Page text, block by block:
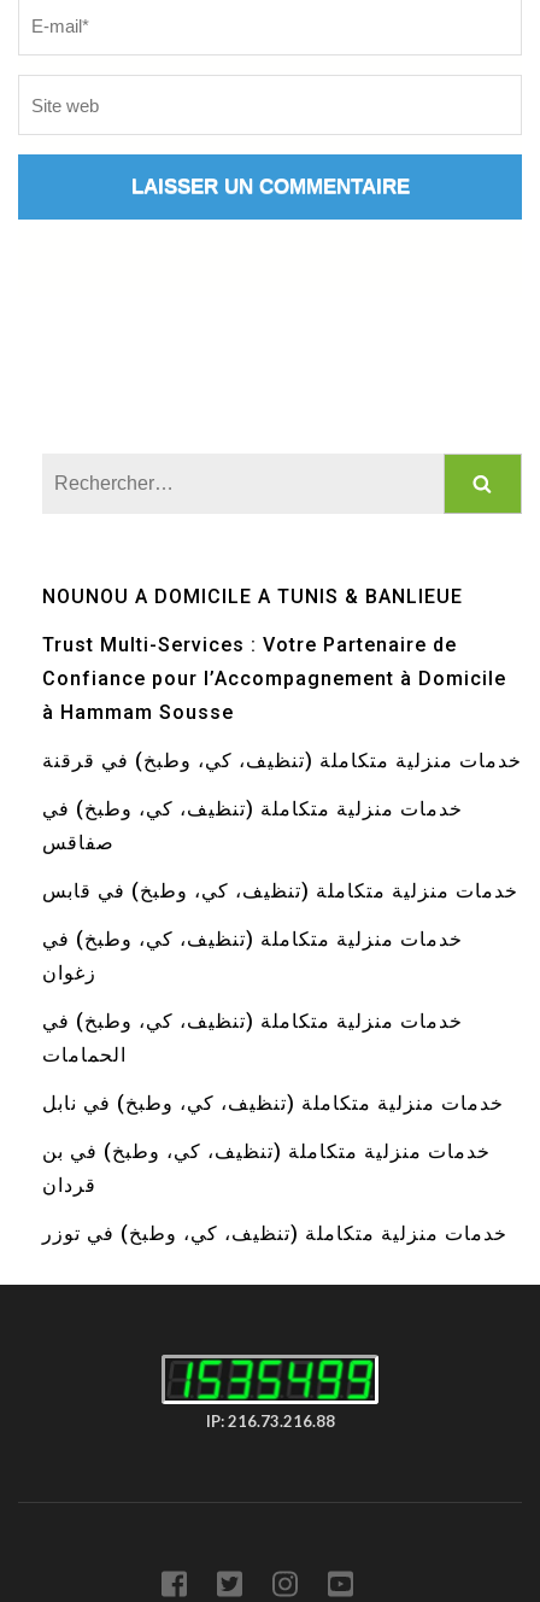
NOUNOU A DOMICILE A TUNIS & BANLIEUE
Trust Multi-Services : Votre Partenaire de
Confiance pour l’Accompagnement à Domicile
à Hammam Sousse
خدمات منزلية متكاملة (تنظيف، كي، وطبخ) في قرقنة
خدمات منزلية متكاملة (تنظيف، كي، وطبخ) في
صفاقس
خدمات منزلية متكاملة (تنظيف، كي، وطبخ) في قابس
خدمات منزلية متكاملة (تنظيف، كي، وطبخ) في
زغوان
خدمات منزلية متكاملة (تنظيف، كي، وطبخ) في
الحمامات
خدمات منزلية متكاملة (تنظيف، كي، وطبخ) في نابل
خدمات منزلية متكاملة (تنظيف، كي، وطبخ) في بن
قردان
خدمات منزلية متكاملة (تنظيف، كي، وطبخ) في توزر
IP: 216.73.216.88